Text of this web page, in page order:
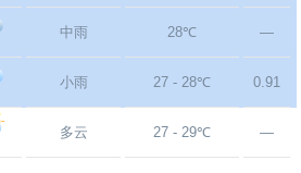
中雨 28℃ —
小雨 27 - 28℃ 0.91
多云 27 - 29℃ —